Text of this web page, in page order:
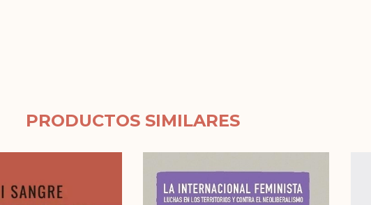
PRODUCTOS SIMILARES